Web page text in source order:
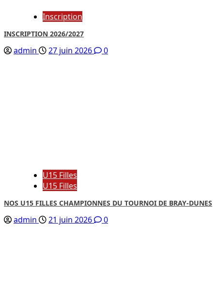
Inscription
INSCRIPTION 2026/2027
admin 27 juin 2026 0
U15 Filles
U15 Filles
NOS U15 FILLES CHAMPIONNES DU TOURNOI DE BRAY-DUNES
admin 21 juin 2026 0